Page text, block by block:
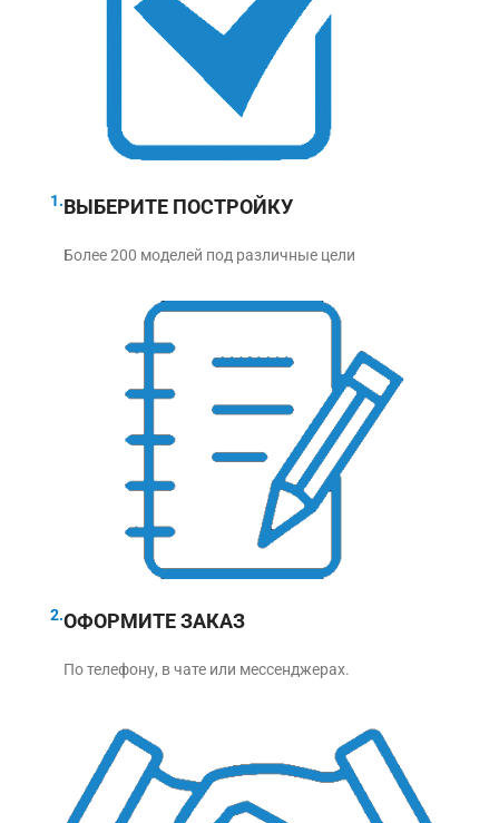
1.ВЫБЕРИТЕ ПОСТРОЙКУ
Более 200 моделей под различные цели
2.ОФОРМИТЕ ЗАКАЗ
По телефону, в чате или мессенджерах.